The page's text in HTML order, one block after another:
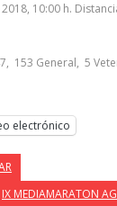
10:00 h.
153 General, 5
electrónico
IX MEDIAMARATON